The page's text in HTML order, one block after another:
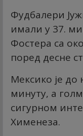
Фудбалери
имали у 37.
Фостера са
поред десне
Мексико је до
минуту, а
сигурном
Хименеза.